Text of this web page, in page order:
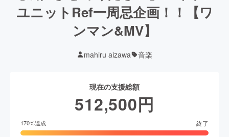
ユニットRef一周忌企画！！【ワ
ンマン&MV】
mahiru aizawa 音楽
現在の支援総額
512,500円
170%達成 終了